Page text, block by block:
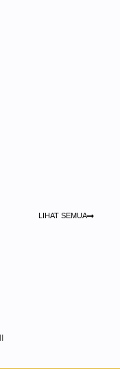
LIHAT SEMUA